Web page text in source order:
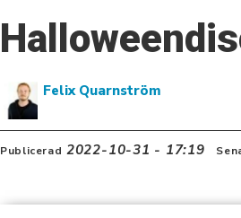
Felix Quarnström
Publicerad 2022-10-31 - 17:19